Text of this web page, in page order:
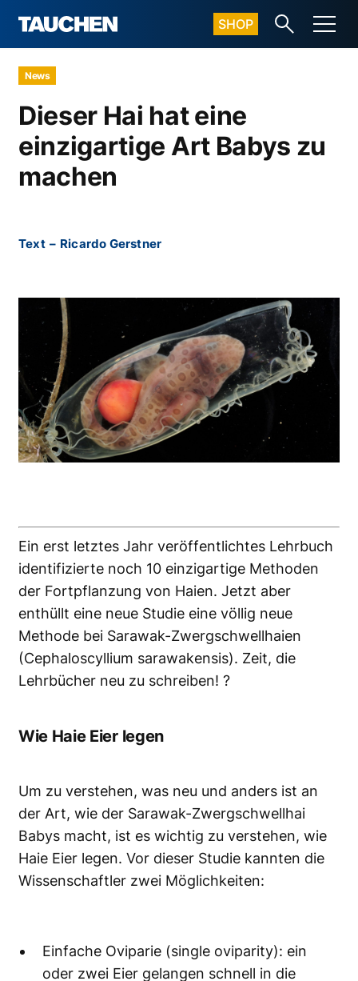
SHOP
News
Dieser Hai hat eine
einzigartige Art Babys zu
machen
Text – Ricardo Gerstner
Ein erst letztes Jahr veröffentlichtes Lehrbuch
identifizierte noch 10 einzigartige Methoden
der Fortpflanzung von Haien. Jetzt aber
enthüllt eine neue Studie eine völlig neue
Methode bei Sarawak-Zwergschwellhaien
(Cephaloscyllium sarawakensis). Zeit, die
Lehrbücher neu zu schreiben! ?
Wie Haie Eier legen
Um zu verstehen, was neu und anders ist an
der Art, wie der Sarawak-Zwergschwellhai
Babys macht, ist es wichtig zu verstehen, wie
Haie Eier legen. Vor dieser Studie kannten die
Wissenschaftler zwei Möglichkeiten:
Einfache Oviparie (single oviparity): ein
oder zwei Eier gelangen schnell in die